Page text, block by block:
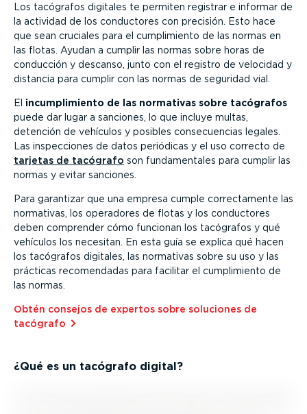
Los tacógrafos digitales te permiten registrar e informar de
la actividad de los conductores con precisión. Esto hace
que sean cruciales para el cumpli­miento de las normas en
las flotas. Ayudan a cumplir las normas sobre horas de
conducción y descanso, junto con el registro de velocidad y
distancia para cumplir con las normas de seguridad vial.
El incum­pli­miento de las normativas sobre tacógrafos
puede dar lugar a sanciones, lo que incluye multas,
detención de vehículos y posibles conse­cuencias legales.
Las inspec­ciones de datos periódicas y el uso correcto de
tarjetas de tacógrafo son funda­men­tales para cumplir las
normas y evitar sanciones.
Para garantizar que una empresa cumple correc­ta­mente las
normativas, los operadores de flotas y los conductores
deben comprender cómo funcionan los tacógrafos y qué
vehículos los necesitan. En esta guía se explica qué hacen
los tacógrafos digitales, las normativas sobre su uso y las
prácticas recomen­dadas para facilitar el cumpli­miento de
las normas.
Obtén consejos de expertos sobre soluciones de
tacógrafo⁠
¿Qué es un tacógrafo digital?